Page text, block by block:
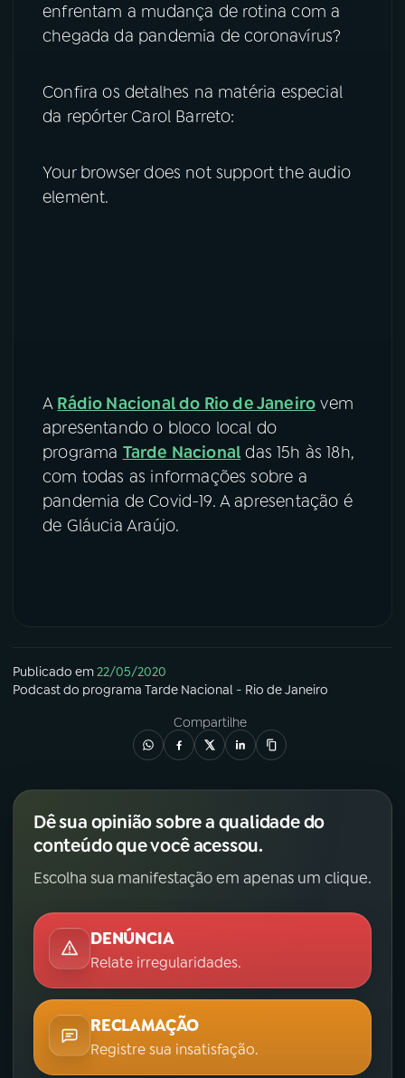
Instagram
enfrentam a mudança de rotina com a
chegada da pandemia de coronavírus?
Confira os detalhes na matéria especial
da repórter Carol Barreto:
Your browser does not support the audio
element.
A Rádio Nacional do Rio de Janeiro vem
apresentando o bloco local do
programa Tarde Nacional das 15h às 18h,
com todas as informações sobre a
pandemia de Covid-19. A apresentação é
de Gláucia Araújo.
Publicado em22/05/2020
Podcastdo programa Tarde Nacional - Rio de Janeiro
Compartilhe
Dê sua opinião sobre a qualidade do
conteúdo que você acessou.
Escolha sua manifestação em apenas um clique.
DENÚNCIA
Relate irregularidades.
RECLAMAÇÃO
Registre sua insatisfação.